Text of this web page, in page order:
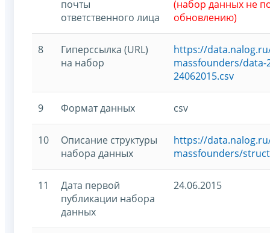
почты
ответственного лица
(набор данных не
обновлению)
8
Гиперссылка (URL)
на набор
https://
massfounders/data-
24062015.csv
9 Формат данных csv
10
Описание структуры
набора данных
https://
massfounders/
11
Дата первой
публикации набора
данных
24.06.2015